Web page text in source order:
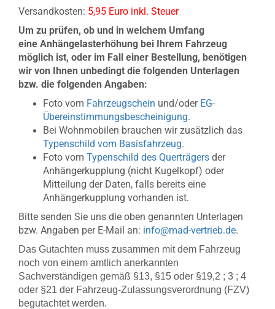
Versandkosten: 5,95 Euro inkl. Steuer
Um zu prüfen, ob und in welchem Umfang
eine Anhängelasterhöhung bei Ihrem Fahrzeug
möglich ist, oder im Fall einer Bestellung, benötigen
wir von Ihnen unbedingt die folgenden Unterlagen
bzw. die folgenden Angaben:
Foto vom Fahrzeugschein und/oder EG-
Übereinstimmungsbescheinigung.
Bei Wohnmobilen brauchen wir zusätzlich das
Typenschild vom Basisfahrzeug.
Foto vom Typenschild des Querträgers der
Anhängerkupplung (nicht Kugelkopf) oder
Mitteilung der Daten, falls bereits eine
Anhängerkupplung vorhanden ist.
Bitte senden Sie uns die oben genannten Unterlagen
bzw. Angaben per E-Mail an: info@mad-vertrieb.de.
Das Gutachten muss zusammen mit dem Fahrzeug
noch von einem amtlich anerkannten
Sachverständigen gemäß §13, §15 oder §19,2 ; 3 ; 4
oder §21 der Fahrzeug-Zulassungsverordnung (FZV)
begutachtet werden.